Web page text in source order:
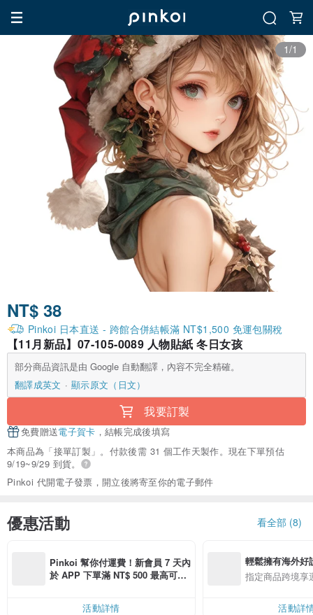
1/1
NT$ 38
Pinkoi 日本直送 - 跨館合併結帳滿 NT$1,500 免運包關稅
【11月新品】07-105-0089 人物貼紙 冬日女孩
部分商品資訊是由 Google 自動翻譯，內容不完全精確。
翻譯成英文
顯示原文（日文）
我要訂製
免費贈送電子賀卡 ，結帳完成後填寫
本商品為「接單訂製」。付款後需 31 個工作天製作。現在下單預估
9/19~9/29 到貨。
Pinkoi 代開電子發票，開立後將寄至你的電子郵件
優惠活動 看全部 (8)
Pinkoi 幫你付運費！新會員 7 天內
於 APP 下單滿 NT$ 500 最高可折
活動詳情
輕鬆擁有海外好
指定商品跨境享
活動詳